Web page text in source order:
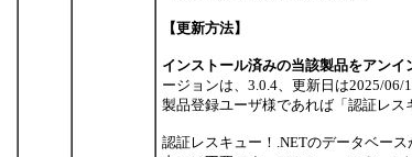
【更新方法】
インストール済みの当該製品をアンイ
ージョンは、3.0.4、更新日は2025/06/
製品登録ユーザ様であれば「認証レス
認証レスキュー！.NETのデータベー